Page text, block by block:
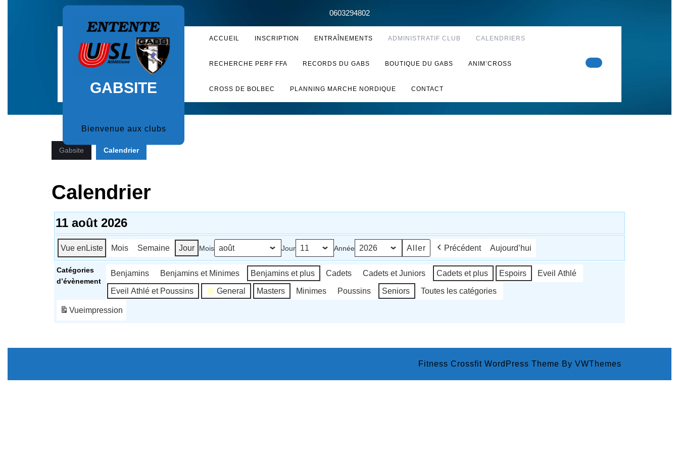
0603294802
GABSITE
Bienvenue aux clubs
ACCUEIL INSCRIPTION ENTRAÎNEMENTS ADMINISTRATIF CLUB CALENDRIERS
RECHERCHE PERF FFA RECORDS DU GABS BOUTIQUE DU GABS ANIM’CROSS
CROSS DE BOLBEC PLANNING MARCHE NORDIQUE CONTACT
Gabsite Calendrier
Calendrier
11 août 2026
Vue en Liste Mois Semaine Jour Mois Jour Année Précédent Aujourd’hui
Catégories
d’évènement
Benjamins Benjamins et Minimes Benjamins et plus Cadets Cadets et Juniors Cadets et plus Espoirs Eveil Athlé
Eveil Athlé et Poussins General Masters Minimes Poussins Seniors Toutes les catégories
Vueimpression
Fitness Crossfit WordPress Theme By VWThemes